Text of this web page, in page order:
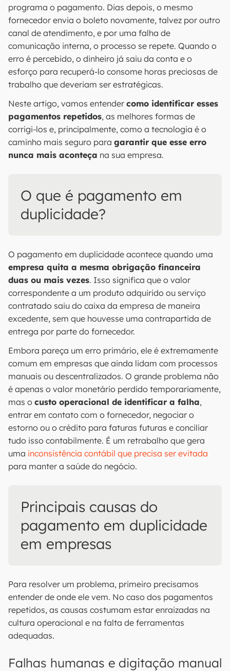
programa o pagamento. Dias depois, o mesmo
fornecedor envia o boleto novamente, talvez por outro
canal de atendimento, e por uma falha de
comunicação interna, o processo se repete. Quando o
erro é percebido, o dinheiro já saiu da conta e o
esforço para recuperá-lo consome horas preciosas de
trabalho que deveriam ser estratégicas.
Neste artigo, vamos entender como identificar esses
pagamentos repetidos, as melhores formas de
corrigi-los e, principalmente, como a tecnologia é o
caminho mais seguro para garantir que esse erro
nunca mais aconteça na sua empresa.
O que é pagamento em
duplicidade?
O pagamento em duplicidade acontece quando uma
empresa quita a mesma obrigação financeira
duas ou mais vezes. Isso significa que o valor
correspondente a um produto adquirido ou serviço
contratado saiu do caixa da empresa de maneira
excedente, sem que houvesse uma contrapartida de
entrega por parte do fornecedor.
Embora pareça um erro primário, ele é extremamente
comum em empresas que ainda lidam com processos
manuais ou descentralizados. O grande problema não
é apenas o valor monetário perdido temporariamente,
mas o custo operacional de identificar a falha,
entrar em contato com o fornecedor, negociar o
estorno ou o crédito para faturas futuras e conciliar
tudo isso contabilmente. É um retrabalho que gera
uma inconsistência contábil que precisa ser evitada
para manter a saúde do negócio.
Principais causas do
pagamento em duplicidade
em empresas
Para resolver um problema, primeiro precisamos
entender de onde ele vem. No caso dos pagamentos
repetidos, as causas costumam estar enraizadas na
cultura operacional e na falta de ferramentas
adequadas.
Falhas humanas e digitação manual